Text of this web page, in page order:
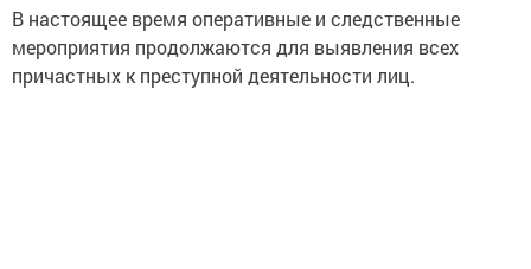
В настоящее время оперативные и следственные
мероприятия продолжаются для выявления всех
причастных к преступной деятельности лиц.